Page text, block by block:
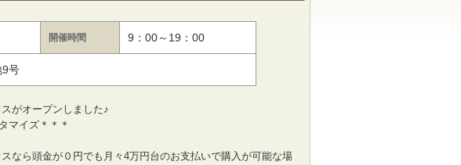
開催時間 9：00～19：00
9号
がオープンしました♪
マイズ＊＊＊
ら頭金が０円でも月々4万円台のお支払いで購入が可能な場